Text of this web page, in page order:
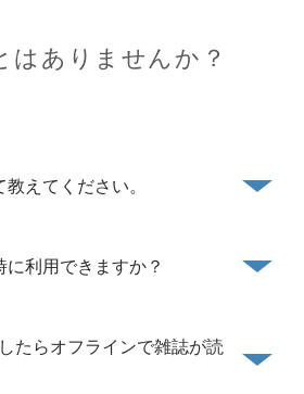
はありませんか？
えてください。
利用できますか？
たらオフラインで雑誌が読